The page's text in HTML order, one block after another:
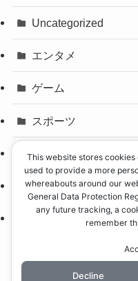
Uncategorized
エンタメ
ゲーム
スポーツ
パリオリンピック
事件
政治
This website stores
used to provide a more
whereabouts around our
General Data Protection
any future tracking, a
remember
Decline